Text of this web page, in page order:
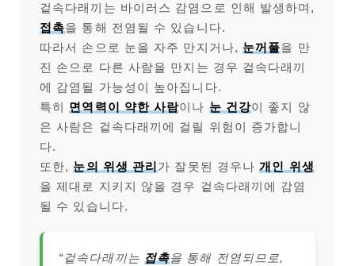
겉속다래끼는 바이러스 감염으로 인해 발생하며,
접촉을 통해 전염될 수 있습니다.
따라서 손으로 눈을 자주 만지거나, 눈꺼풀을 만
진 손으로 다른 사람을 만지는 경우 겉속다래끼
에 감염될 가능성이 높아집니다.
특히 면역력이 약한 사람이나 눈 건강이 좋지 않
은 사람은 겉속다래끼에 걸릴 위험이 증가합니
다.
또한, 눈의 위생 관리 가 잘못된 경우나개인 위생
을 제대로 지키지 않을 경우 겉속다래끼에 감염
될 수 있습니다.
“겉속다래끼는 접촉을 통해 전염되므로,